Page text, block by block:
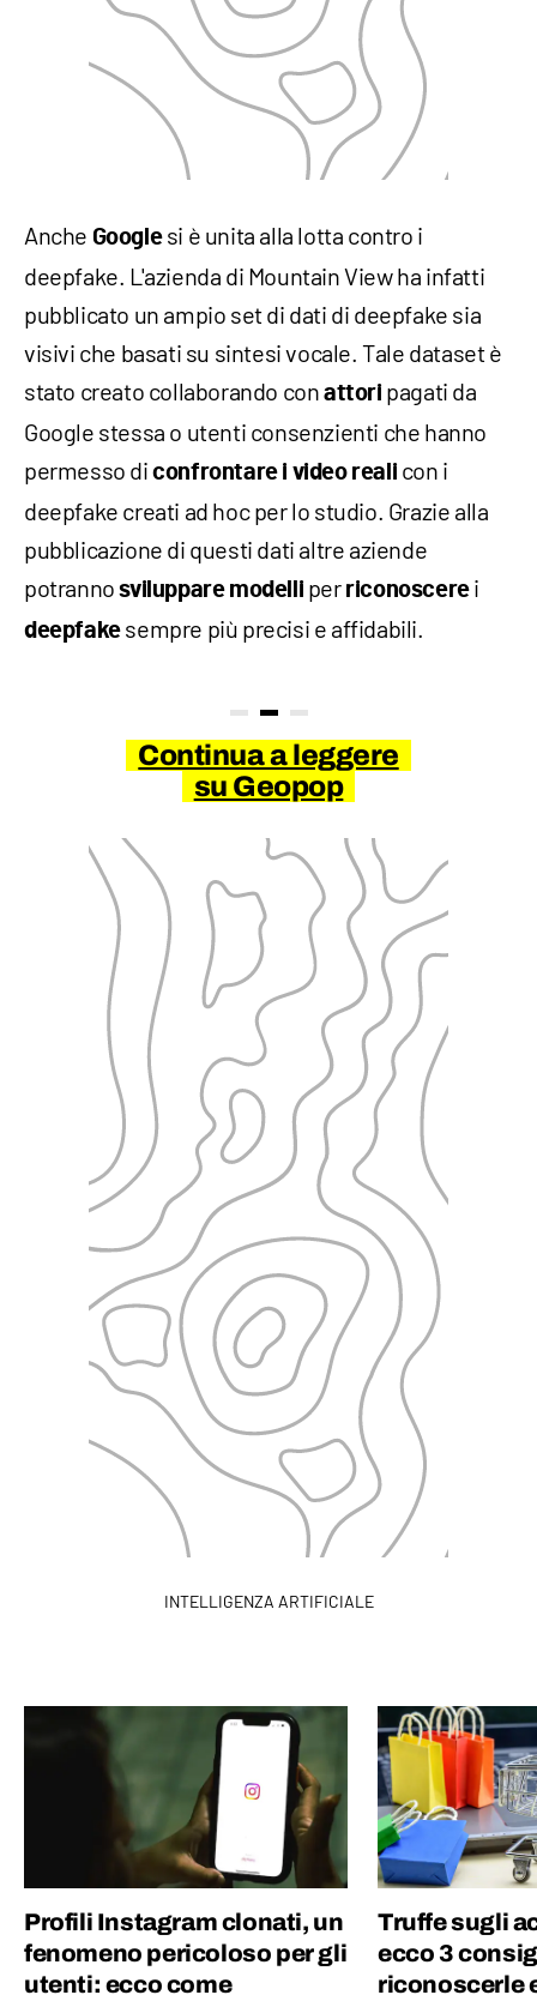
Anche Googlesi è unita alla lotta contro i
deepfake. L'azienda di Mountain View ha infatti
pubblicato un ampio set di dati di deepfake sia
visivi che basati su sintesi vocale. Tale dataset è
stato creato collaborando conattori pagati da
Google stessa o utenti consenzienti che hanno
permesso diconfrontare i video reali con i
deepfake creati ad hoc per lo studio. Grazie alla
pubblicazione di questi dati altre aziende
potrannosviluppare modelli per riconoscerei
deepfakesempre più precisi e affidabili.
Continua a leggere
su Geopop
INTELLIGENZA ARTIFICIALE
Profili Instagram clonati, un
fenomeno pericoloso per gli
utenti: ecco come
Truffe sugli
ecco 3
riconoscerle